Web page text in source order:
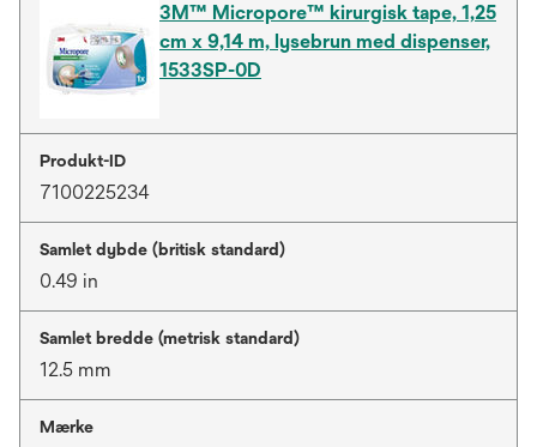
3M™ Micropore™ kirurgisk tape, 1,25
cm x 9,14 m, lysebrun med dispenser,
1533SP-0D
Produkt-ID
7100225234
Samlet dybde (britisk standard)
0.49 in
Samlet bredde (metrisk standard)
12.5 mm
Mærke